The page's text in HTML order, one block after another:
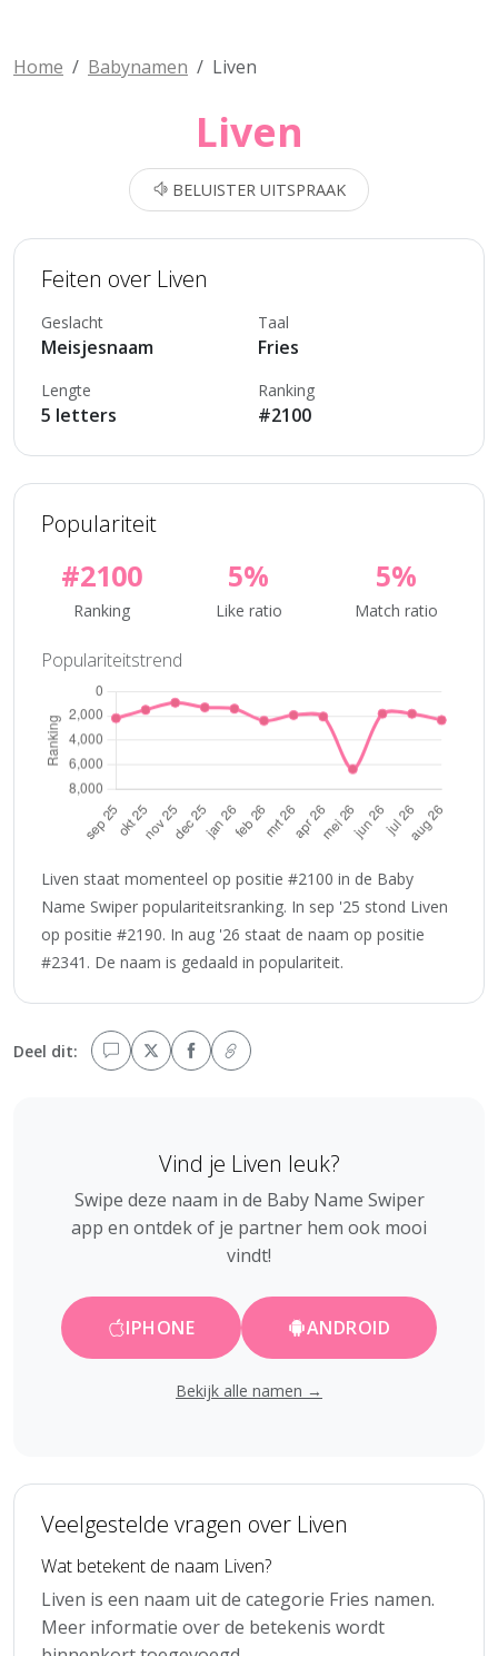
Home Babynamen Liven
Liven
BELUISTER UITSPRAAK
Feiten over Liven
Geslacht
Meisjesnaam
Taal
Fries
Lengte
5 letters
Ranking
#2100
Populariteit
#2100
Ranking
5%
Like ratio
5%
Match ratio
Populariteitstrend
Liven staat momenteel op positie #2100 in de Baby
Name Swiper populariteitsranking. In sep '25 stond Liven
op positie #2190. In aug '26 staat de naam op positie
#2341. De naam is gedaald in populariteit.
Deel dit:
Vind je Liven leuk?
Swipe deze naam in de Baby Name Swiper
app en ontdek of je partner hem ook mooi
vindt!
IPHONE ANDROID
Bekijk alle namen →
Veelgestelde vragen over Liven
Wat betekent de naam Liven?
Liven is een naam uit de categorie Fries namen.
Meer informatie over de betekenis wordt